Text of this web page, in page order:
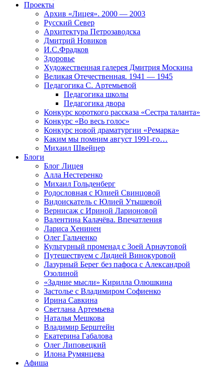
Проекты
Архив «Лицея». 2000 — 2003
Русский Север
Архитектура Петрозаводска
Дмитрий Новиков
И.С.Фрадков
Здоровье
Художественная галерея Дмитрия Москина
Великая Отечественная. 1941 — 1945
Педагогика С. Артемьевой
Педагогика школы
Педагогика двора
Конкурс короткого рассказа «Сестра таланта»
Конкурс «Во весь голос»
Конкурс новой драматургии «Ремарка»
Каким мы помним август 1991-го…
Михаил Швейцер
Блоги
Блог Лицея
Алла Нестеренко
Михаил Гольденберг
Родословная с Юлией Свинцовой
Видоискатель с Юлией Утышевой
Вернисаж с Ириной Ларионовой
Валентина Калачёва. Впечатления
Лариса Хенинен
Олег Гальченко
Культурный променад с Зоей Арнаутовой
Путешествуем с Лидией Винокуровой
Лазурный Берег без пафоса с Александрой
Озолиной
«Задние мысли» Кирилла Олюшкина
Застолье с Владимиром Софиенко
Ирина Савкина
Светлана Артемьева
Наталья Мешкова
Владимир Берштейн
Екатерина Габалова
Олег Липовецкий
Илона Румянцева
Афиша